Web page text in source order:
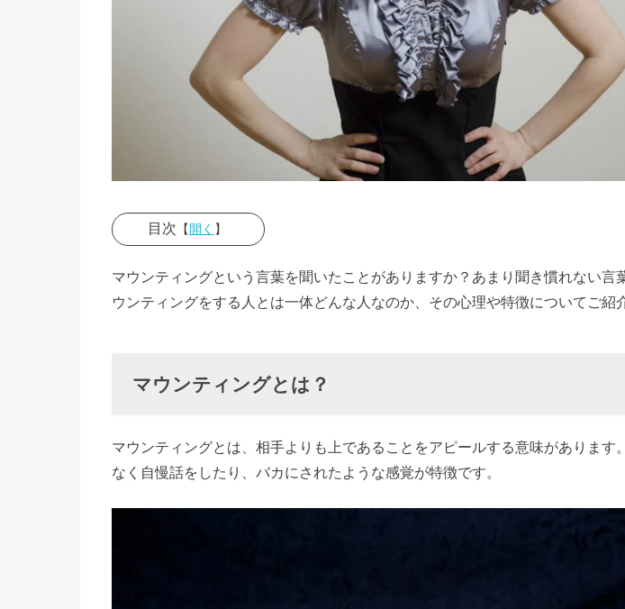
目次 【開く 】
ティング
とは？
する人の
て？
»
マ
マウンティングという言葉を聞いたことがありますか？あまり聞き慣れない言
ウンティングをする人とは一体どんな人なのか、その心理や特徴についてご紹
マウンティングとは？
マウンティングとは、相手よりも上であることをアピールする意味があります
なく自慢話をしたり、バカにされたような感覚が特徴です。